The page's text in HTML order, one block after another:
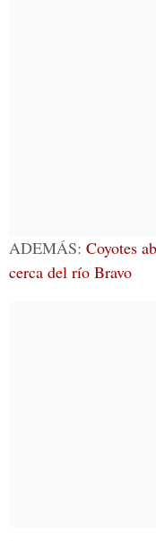
ADEMÁS: Coyotes
cerca del río Bravo